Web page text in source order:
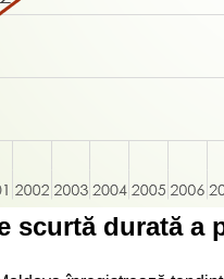
scurtă durată